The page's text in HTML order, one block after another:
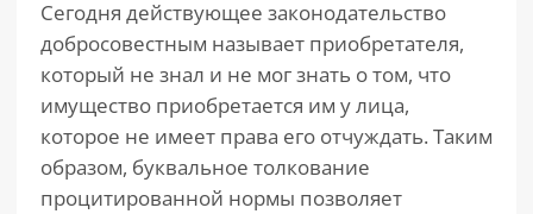
Сегодня действующее законодательство
добросовестным называет приобретателя,
который не знал и не мог знать о том, что
имущество приобретается им у лица,
которое не имеет права его отчуждать. Таким
образом, буквальное толкование
процитированной нормы позволяет